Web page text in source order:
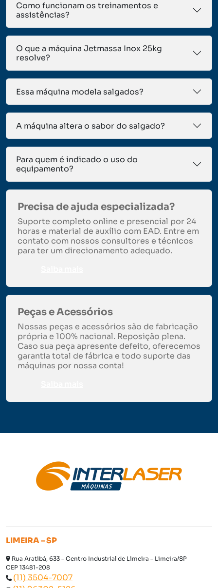
Como funcionam os treinamentos e
assistências?
O que a máquina Jetmassa Inox 25kg
resolve?
Essa máquina modela salgados?
A máquina altera o sabor do salgado?
Para quem é indicado o uso do
equipamento?
Precisa de ajuda especializada?
Suporte completo online e presencial por 24
horas e material de auxílio com EAD. Entre em
contato com nossos consultores e técnicos
para ter um direcionamento adequado.
Peças e Acessórios
Nossas peças e acessórios são de fabricação
própria e 100% nacional. Reposição plena.
Caso sua peça apresente defeito, oferecemos
garantia total de fábrica e todo suporte das
máquinas por nossa conta!
LIMEIRA – SP
Rua Aratibá, 633 – Centro Industrial de Limeira – Limeira/SP
CEP 13481-208
(11) 3504-7007